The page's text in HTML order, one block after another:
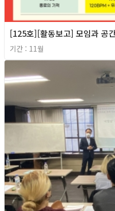
[125호][활동보고] 모임과 공
기간 : 11월